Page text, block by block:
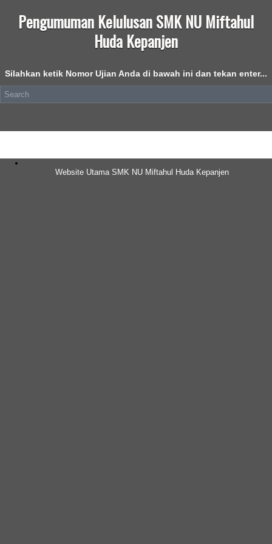
Pengumuman Kelulusan SMK NU Miftahul
Huda Kepanjen
Silahkan ketik Nomor Ujian Anda di bawah ini dan tekan enter...
Website Utama SMK NU Miftahul Huda Kepanjen